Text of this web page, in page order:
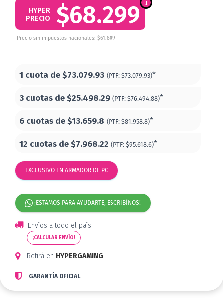
$68.299
HYPER
PRECIO
Precio sin impuestos nacionales: $61.809
1 cuota de$73.079.93 (PTF: $73.079.93)*
3 cuotas de$25.498.29 (PTF: $76.494.88)*
6 cuotas de$13.659.8 (PTF: $81.958.8)*
12 cuotas de$7.968.22 (PTF: $95.618.6)*
EXCLUSIVO EN ARMADOR DE PC
¡ESTAMOS PARA AYUDARTE, ESCRIBÍNOS!
Envíos a todo el país
¡CALCULAR ENVÍO!
Retirá en HYPERGAMING.
GARANTÍA OFICIAL